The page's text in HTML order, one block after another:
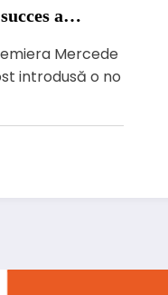
a
Mercede
introdusă o no